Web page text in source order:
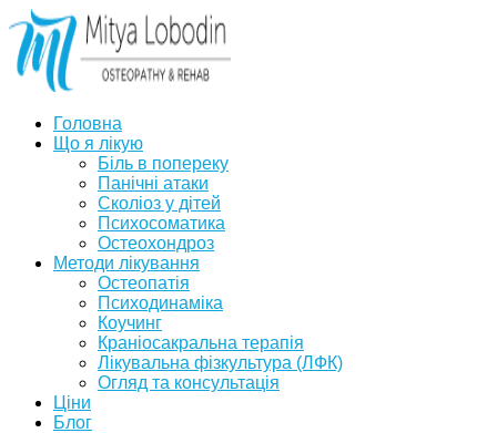
Головна
Що я лікую
Біль в попереку
Панічні атаки
Сколіоз у дітей
Психосоматика
Остеохондроз
Методи лікування
Остеопатія
Психодинаміка
Коучинг
Краніосакральна терапія
Лікувальна фізкультура (ЛФК)
Огляд та консультація
Ціни
Блог